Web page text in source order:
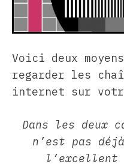
Voici deux
regarder les
internet sur
Dans les deux
n’est pas
l’excellent